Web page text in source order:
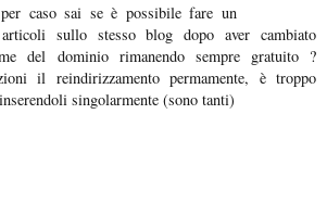
caso sai se è possibile fare un
sullo stesso blog dopo aver cambiato
del dominio rimanendo sempre gratuito ?
il reindirizzamento permamente, è troppo
singolarmente (sono tanti)